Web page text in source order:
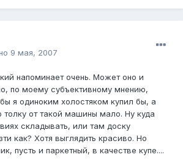
9 мая, 2007
напоминает очень. Может оно и
по моему субъективному мнению,
я одиноким холостяком купил бы, а
толку от такой машины мало. Ну куда
складывать, или там доску
как? Хотя выглядить красиво. Но
пусть и паркетный, в качестве купе....